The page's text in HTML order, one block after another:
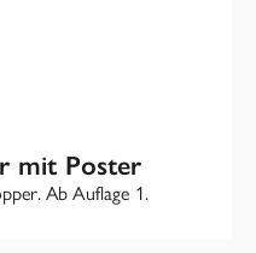
mit Poster
Ab Auflage 1.